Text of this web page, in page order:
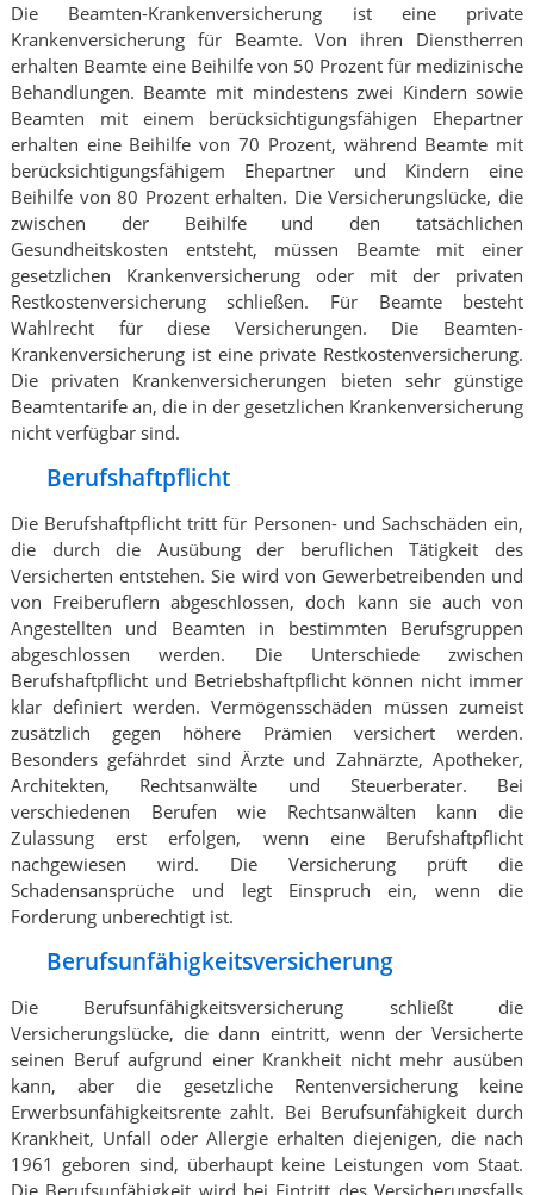
Die Beamten-Krankenversicherung ist eine private
Krankenversicherung für Beamte. Von ihren Dienstherren
erhalten Beamte eine Beihilfe von 50 Prozent für medizinische
Behandlungen. Beamte mit mindestens zwei Kindern sowie
Beamten mit einem berücksichtigungsfähigen Ehepartner
erhalten eine Beihilfe von 70 Prozent, während Beamte mit
berücksichtigungsfähigem Ehepartner und Kindern eine
Beihilfe von 80 Prozent erhalten. Die Versicherungslücke, die
zwischen der Beihilfe und den tatsächlichen
Gesundheitskosten entsteht, müssen Beamte mit einer
gesetzlichen Krankenversicherung oder mit der privaten
Restkostenversicherung schließen. Für Beamte besteht
Wahlrecht für diese Versicherungen. Die Beamten-
Krankenversicherung ist eine private Restkostenversicherung.
Die privaten Krankenversicherungen bieten sehr günstige
Beamtentarife an, die in der gesetzlichen Krankenversicherung
nicht verfügbar sind.
Berufshaftpflicht
Die Berufshaftpflicht tritt für Personen- und Sachschäden ein,
die durch die Ausübung der beruflichen Tätigkeit des
Versicherten entstehen. Sie wird von Gewerbetreibenden und
von Freiberuflern abgeschlossen, doch kann sie auch von
Angestellten und Beamten in bestimmten Berufsgruppen
abgeschlossen werden. Die Unterschiede zwischen
Berufshaftpflicht und Betriebshaftpflicht können nicht immer
klar definiert werden. Vermögensschäden müssen zumeist
zusätzlich gegen höhere Prämien versichert werden.
Besonders gefährdet sind Ärzte und Zahnärzte, Apotheker,
Architekten, Rechtsanwälte und Steuerberater. Bei
verschiedenen Berufen wie Rechtsanwälten kann die
Zulassung erst erfolgen, wenn eine Berufshaftpflicht
nachgewiesen wird. Die Versicherung prüft die
Schadensansprüche und legt Einspruch ein, wenn die
Forderung unberechtigt ist.
Berufsunfähigkeitsversicherung
Die Berufsunfähigkeitsversicherung schließt die
Versicherungslücke, die dann eintritt, wenn der Versicherte
seinen Beruf aufgrund einer Krankheit nicht mehr ausüben
kann, aber die gesetzliche Rentenversicherung keine
Erwerbsunfähigkeitsrente zahlt. Bei Berufsunfähigkeit durch
Krankheit, Unfall oder Allergie erhalten diejenigen, die nach
1961 geboren sind, überhaupt keine Leistungen vom Staat.